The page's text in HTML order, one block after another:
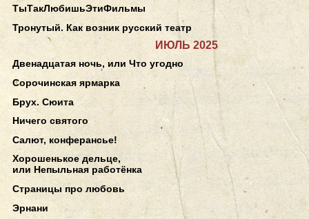
ТыТакЛюбишьЭтиФильмы
Тронутый. Как возник русский театр
ИЮЛЬ 2025
Двенадцатая ночь, или Что угодно
Сорочинская ярмарка
Брух. Сюита
Ничего святого
Салют, конферансье!
Хорошенькое дельце,
или Непыльная работёнка
Страницы про любовь
Эрнани